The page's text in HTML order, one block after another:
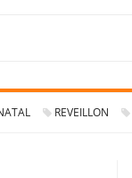
REVEILLON